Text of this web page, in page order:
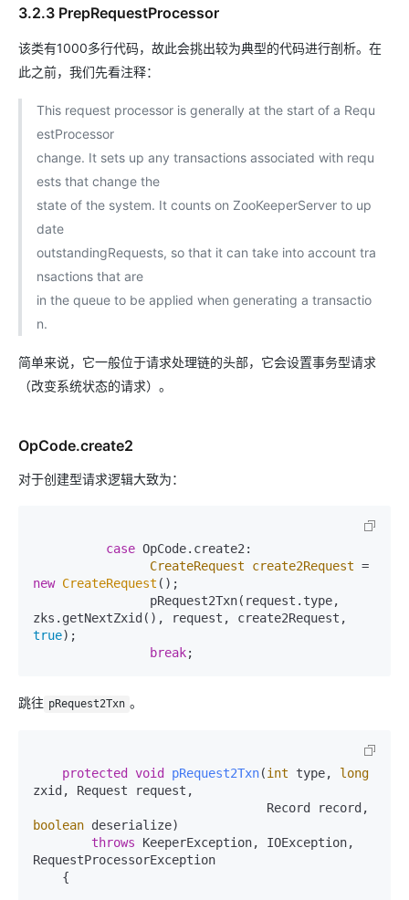
3.2.3 PrepRequestProcessor
该类有1000多行代码，故此会挑出较为典型的代码进行剖析。在
此之前，我们先看注释：
This request processor is generally at the start of a Requ
estProcessor
change. It sets up any transactions associated with requ
ests that change the
state of the system. It counts on ZooKeeperServer to up
date
outstandingRequests, so that it can take into account tra
nsactions that are
in the queue to be applied when generating a transactio
n.
简单来说，它一般位于请求处理链的头部，它会设置事务型请求
（改变系统状态的请求）。
OpCode.create2
对于创建型请求逻辑大致为：
case OpCode.create2:
CreateRequest
create2Request =
new CreateRequest ();
true);
break
跳往 pRequest2Txn 。
protected void pRequest2Txn(int type, long
zxid, Request request,
boolean deserialize)
throws KeeperException, IOException,
RequestProcessorException